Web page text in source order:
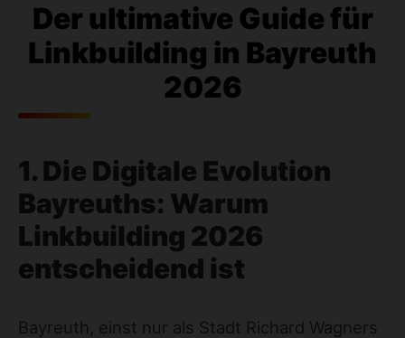
Der ultimative Guide für
Linkbuilding in Bayreuth
2026
1. Die Digitale Evolution
Bayreuths: Warum
Linkbuilding 2026
entscheidend ist
Bayreuth, einst nur als Stadt Richard Wagners